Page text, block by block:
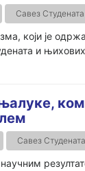
Савез
који је
и
Савез